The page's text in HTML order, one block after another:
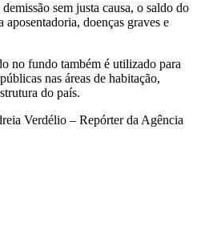
sem justa causa, o saldo do
doenças graves e
no fundo também é utilizado para
nas áreas de habitação,
do país.
Verdélio – Repórter da Agência